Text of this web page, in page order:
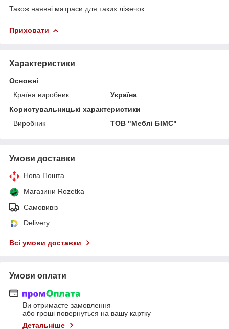
Також наявні матраси для таких ліжечок.
Приховати
Характеристики
Основні
Країна виробник
Україна
Користувальницькі характеристики
Виробник
ТОВ "Меблі БІМС"
Умови доставки
Нова Пошта
Магазини Rozetka
Самовивіз
Delivery
Всі умови доставки
Умови оплати
Ви отримаєте замовлення
або гроші повернуться на вашу картку
Детальніше